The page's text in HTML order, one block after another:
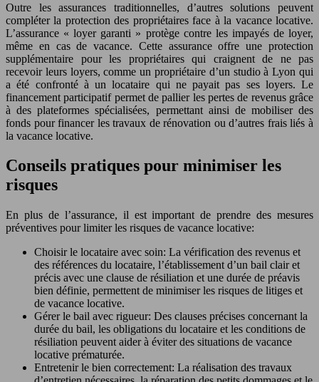
Outre les assurances traditionnelles, d’autres solutions peuvent
compléter la protection des propriétaires face à la vacance locative.
L’assurance « loyer garanti » protège contre les impayés de loyer,
même en cas de vacance. Cette assurance offre une protection
supplémentaire pour les propriétaires qui craignent de ne pas
recevoir leurs loyers, comme un propriétaire d’un studio à Lyon qui
a été confronté à un locataire qui ne payait pas ses loyers. Le
financement participatif permet de pallier les pertes de revenus grâce
à des plateformes spécialisées, permettant ainsi de mobiliser des
fonds pour financer les travaux de rénovation ou d’autres frais liés à
la vacance locative.
Conseils pratiques pour minimiser les
risques
En plus de l’assurance, il est important de prendre des mesures
préventives pour limiter les risques de vacance locative:
Choisir le locataire avec soin: La vérification des revenus et
des références du locataire, l’établissement d’un bail clair et
précis avec une clause de résiliation et une durée de préavis
bien définie, permettent de minimiser les risques de litiges et
de vacance locative.
Gérer le bail avec rigueur: Des clauses précises concernant la
durée du bail, les obligations du locataire et les conditions de
résiliation peuvent aider à éviter des situations de vacance
locative prématurée.
Entretenir le bien correctement: La réalisation des travaux